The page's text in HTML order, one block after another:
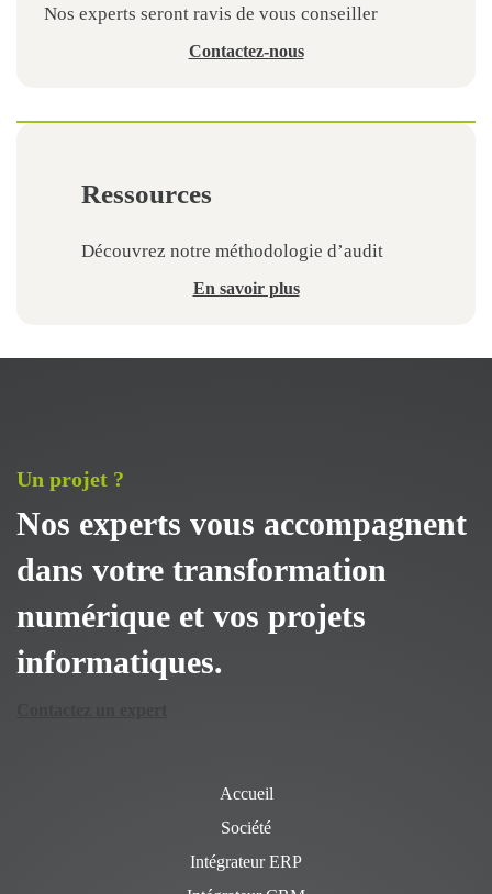
Nos experts seront ravis de vous conseiller
Contactez-nous
Ressources
Découvrez notre méthodologie d’audit
En savoir plus
Un projet ?
Nos experts vous accompagnent
dans votre transformation
numérique et vos projets
informatiques.
Accueil
Société
Intégrateur ERP